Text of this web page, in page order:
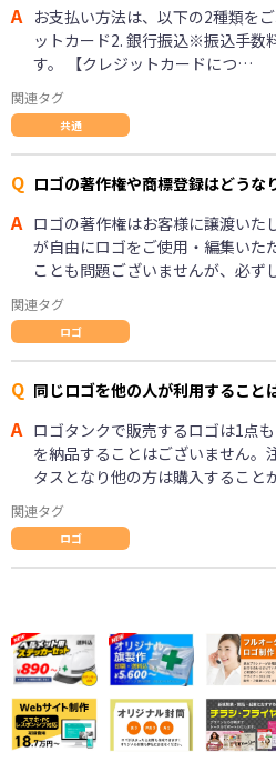
A お支払い方法は、以下の2種類を
ットカード2. 銀行振込※振込手数
す。 【クレジットカードにつ…
関連タグ
共通
Q ロゴの著作権や商標登録はどうな
A ロゴの著作権はお客様に譲渡いた
が自由にロゴをご使用・編集いた
ことも問題ございませんが、必ず
関連タグ
ロゴ
Q 同じロゴを他の人が利用すること
A ロゴタンクで販売するロゴは1点
を納品することはございません。
タスとなり他の方は購入すること
関連タグ
ロゴ